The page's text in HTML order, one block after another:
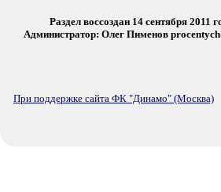
Раздел воссоздан 14 сентября 2011
Администратор: Олег Пименов
При поддержке сайта ФК "Динамо" (Москва)